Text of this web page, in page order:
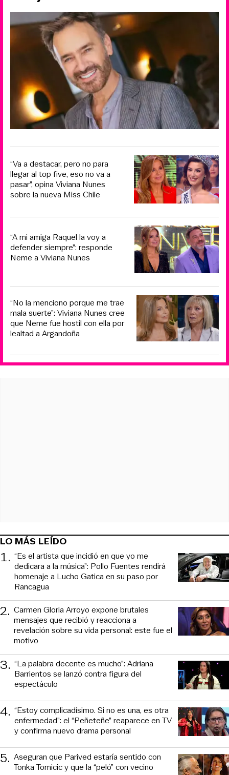
“Va a destacar, pero no para
llegar al top five, eso no va a
pasar”, opina Viviana Nunes
sobre la nueva Miss Chile
“A mi amiga Raquel la voy a
defender siempre”: responde
Neme a Viviana Nunes
“No la menciono porque me trae
mala suerte”: Viviana Nunes cree
que Neme fue hostil con ella por
lealtad a Argandoña
LO MÁS LEÍDO
1. “Es el artista que incidió en que yo me
dedicara a la música”: Pollo Fuentes rendirá
homenaje a Lucho Gatica en su paso por
Rancagua
2. Carmen Gloria Arroyo expone brutales
mensajes que recibió y reacciona a
revelación sobre su vida personal: este fue el
motivo
3. “La palabra decente es mucho”: Adriana
Barrientos se lanzó contra figura del
espectáculo
4. “Estoy complicadísimo. Si no es una, es otra
enfermedad”: el “Peñeteñe” reaparece en TV
y confirma nuevo drama personal
5. Aseguran que Parived estaría sentido con
Tonka Tomicic y que la “peló” con vecino